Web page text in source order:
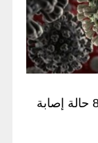
بؤرة وبائية في فندق بأكادير تسجل 80 حالة إصابة